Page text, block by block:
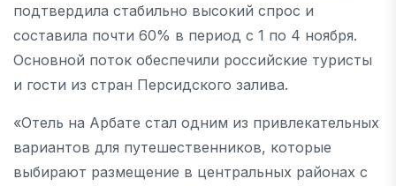
подтвердила стабильно высокий спрос и
составила почти 60% в период с 1 по 4 ноября.
Основной поток обеспечили российские туристы
и гости из стран Персидского залива.
«Отель на Арбате стал одним из привлекательных
вариантов для путешественников, которые
выбирают размещение в центральных районах с